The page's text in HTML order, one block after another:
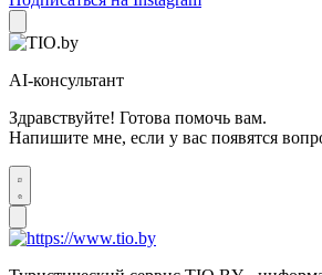
AI-консультант
Здравствуйте! Готова помочь вам.
Напишите мне, если у вас появятся